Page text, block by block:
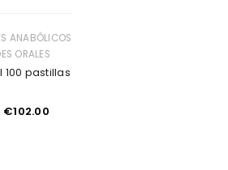
ANABÓLICOS
ORALES
100 pastillas
€102.00